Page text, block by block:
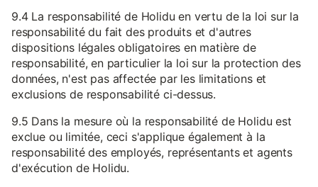
9.4 La responsabilité de Holidu en vertu de la loi sur la
responsabilité du fait des produits et d'autres
dispositions légales obligatoires en matière de
responsabilité, en particulier la loi sur la protection des
données, n'est pas affectée par les limitations et
exclusions de responsabilité ci-dessus.
9.5 Dans la mesure où la responsabilité de Holidu est
exclue ou limitée, ceci s'applique également à la
responsabilité des employés, représentants et agents
d'exécution de Holidu.